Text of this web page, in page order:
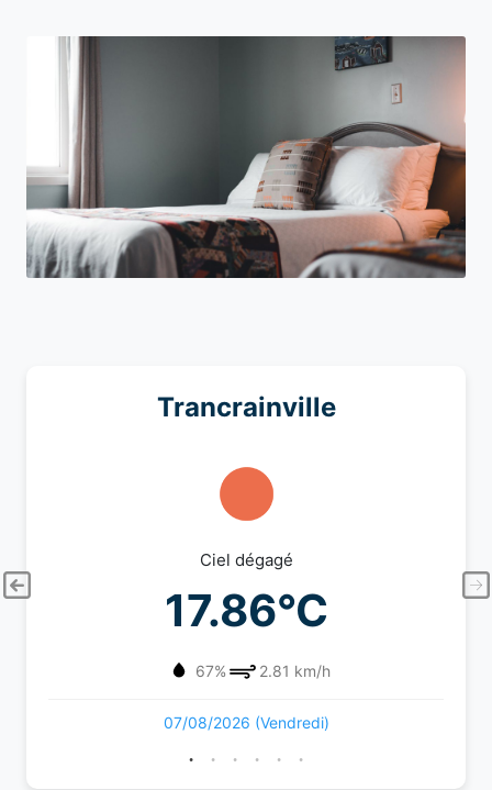
Trancrainville
Ciel dégagé
17.86°C
67% 2.81 km/h
07/08/2026 (Vendredi)